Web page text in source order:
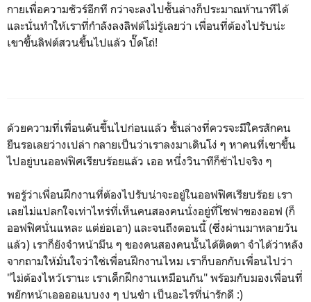
กายเพื่อความชัวร์อีกที กว่าจะลงไปชั้นล่างก็ประมาณห้านาทีได้
และนั่นทำให้เราที่กำลังลงลิฟต์ไม่รู้เลยว่า เพื่อนที่ต้องไปรับน่ะ
เขาขึ้นลิฟต์สวนขึ้นไปแล้ว ปั๊ดโถ่!
ด้วยความที่เพื่อนดันขึ้นไปก่อนแล้ว ชั้นล่างที่ควรจะมีใครสักคน
ยืนรอเลยว่างเปล่า กลายเป็นว่าเราลงมาเดินโง่ ๆ หาคนที่เขาขึ้น
ไปอยู่บนออฟฟิศเรียบร้อยแล้ว เออ หนึ่งวินาทีก็ช้าไปจริง ๆ
พอรู้ว่าเพื่อนฝึกงานที่ต้องไปรับน่าจะอยู่ในออฟฟิศเรียบร้อย เรา
เลยไม่แปลกใจเท่าไหร่ที่เห็นคนสองคนนั่งอยู่ที่โซฟาของออฟ (ก็
ออฟฟิศนั่นแหละ แต่ย่อเอา) และจนถึงตอนนี้ (ซึ่งผ่านมาหลายวัน
แล้ว) เราก็ยังจำหน้ามึน ๆ ของคนสองคนนั้นได้ติดตา จำได้ว่าหลัง
จากถามให้มั่นใจว่าใช่เพื่อนฝึกงานไหม เราก็บอกกับเพื่อนไปว่า
"ไม่ต้องไหว้เรานะ เราเด็กฝึกงานเหมือนกัน" พร้อมกับมองเพื่อนที่
พยักหน้าเออออแบบงง ๆ ปนขำ เป็นอะไรที่น่ารักดี :)